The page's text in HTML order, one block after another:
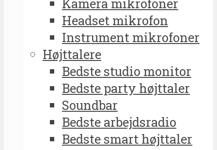
Headset mikrofon
Instrument mikrofoner
Højttalere
Bedste studio monitor
Bedste party højttaler
Soundbar
Bedste arbejdsradio
Bedste smart højttaler